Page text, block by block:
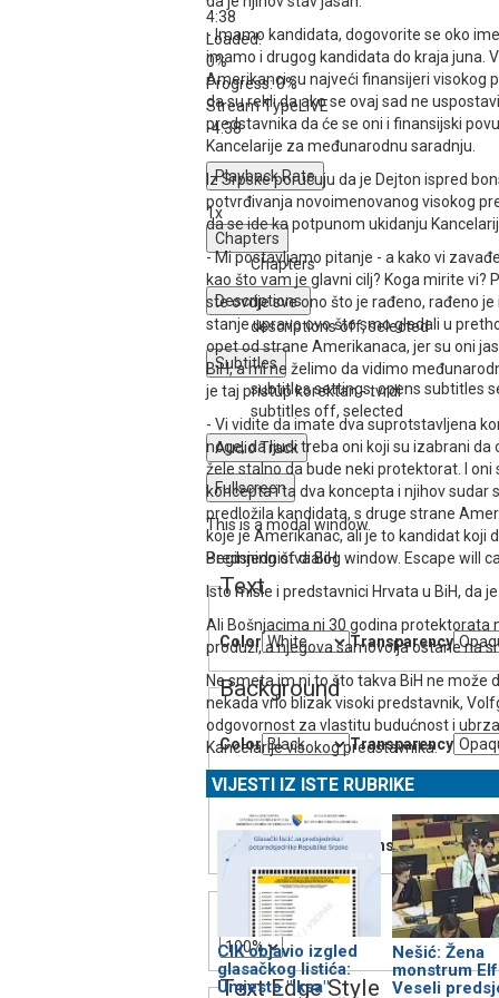
4:38
Loaded:
0%
Progress: 0%
Stream TypeLIVE
-4:38
Playback Rate
1x
Chapters
Chapters
Descriptions
descriptions off, selected
Subtitles
subtitles settings, opens subtitles
subtitles off, selected
Audio Track
Fullscreen
This is a modal window.
Beginning of dialog window. Escape will
Text
Color Transparency
Background
Color Transparency
Window
Color Transparency
Font Size
Text Edge Style
- Imamo kandidata, dogovorite se oko
imamo i drugog kandidata do kraja juna.
Amerikanci su najveći finansijeri visokog
da su rekli da ako se ovaj sad ne
predstavnika da će se oni i finansijski
Kancelarije za međunarodnu saradnju.
Iz Srpske poručuju da je Dejton ispred
potvrđivanja novoimenovanog visokog
da se ide ka potpunom ukidanju
- Mi postavljamo pitanje - a kako vi
kao što vam je glavni cilj? Koga mirite
ste ovdje sve ono što je rađeno, rađeno
stanje upravo ovo što smo gledali u
opet od strane Amerikanaca, jer su oni
BiH, a mi ne želimo da vidimo
je taj pristup korektan - tvrdi
- Vi vidite da imate dva suprotstavljena
noge, da ljudi treba oni koji su izabrani
žele stalno da bude neki protektorat. I
koncepta i ta dva koncepta i njihov sudar
predložila kandidata, s druge strane
koje je Amerikanac, ali je to kandidat koji
Predsjedništva BiH.
Isto misle i predstavnici Hrvata u BiH, da
Ali Bošnjacima ni 30 godina protektorata
produži, a njegova samovolja ostane na
Ne smeta im ni to što takva BiH ne može
nekada vrlo blizak visoki predstavnik,
odgovornost za vlastitu budućnost i
Kancelarije visokog predstavnika.
VIJESTI IZ ISTE RUBRIKE
CIK objavio izgled
glasačkog listića:
Umjesto "iksa"
Nešić: Žena
monstrum
Veseli